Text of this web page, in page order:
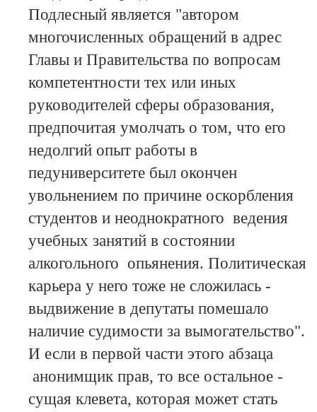
Подлесный является "автором
многочисленных обращений в адрес
Главы и Правительства по вопросам
компетентности тех или иных
руководителей сферы образования,
предпочитая умолчать о том, что его
недолгий опыт работы в
педуниверситете был окончен
увольнением по причине оскорбления
студентов и неоднократного ведения
учебных занятий в состоянии
алкогольного опьянения. Политическая
карьера у него тоже не сложилась -
выдвижение в депутаты помешало
наличие судимости за вымогательство".
И если в первой части этого абзаца
анонимщик прав, то все остальное -
сущая клевета, которая может стать